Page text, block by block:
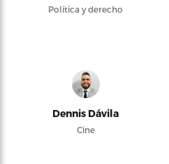
Política y derecho
Dennis Dávila
Cine